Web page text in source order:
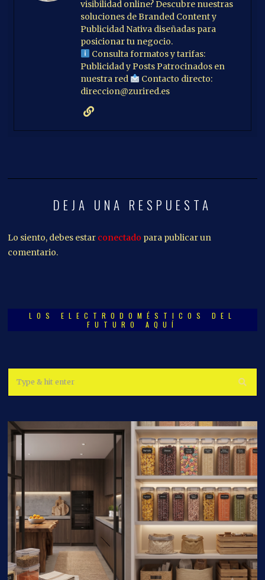
visibilidad online? Descubre nuestras
soluciones de Branded Content y
Publicidad Nativa diseñadas para
posicionar tu negocio.
Consulta formatos y tarifas:
Publicidad y Posts Patrocinados en
nuestra red
Contacto directo:
direccion@zurired.es
DEJA UNA RESPUESTA
Lo siento, debes estar conectado para publicar un
comentario.
LOS ELECTRODOMÉSTICOS DEL
FUTURO AQUÍ